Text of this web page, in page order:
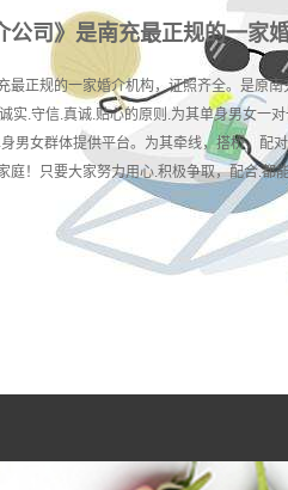
公司》是南充最正规的一家
最正规的一家婚介机构，证照齐全。是原
实.守信.真诚.贴心的原则.为其单身男女一
男女群体提供平台。为其牵线，搭桥，配
庭！只要大家努力用心.积极争取，配合.都